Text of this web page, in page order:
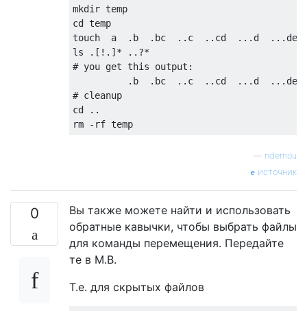
mkdir temp
cd temp
touch  a
. b . bc .. c .. cd ... d ... de
ls
.[!.]*
..?*
# you get this output:
. b . bc .. c .. cd ... d ...
# cleanup
cd
..
rm
- rf temp
ndemou
источник
0
Вы также можете найти и использовать
обратные кавычки, чтобы выбрать файлы
для команды перемещения. Передайте
те в М.В.
Т.е. для скрытых файлов